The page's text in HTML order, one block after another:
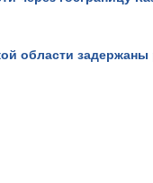
области задержаны